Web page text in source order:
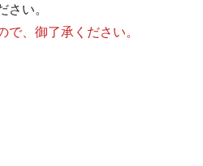
い。
、御了承ください。